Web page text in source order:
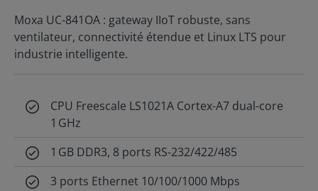
Moxa UC-841OA : gateway IIoT robuste, sans
ventilateur, connectivité étendue et Linux LTS pour
industrie intelligente.
CPU Freescale LS1021A Cortex-A7 dual-core
1 GHz
1 GB DDR3, 8 ports RS-232/422/485
3 ports Ethernet 10/100/1000 Mbps